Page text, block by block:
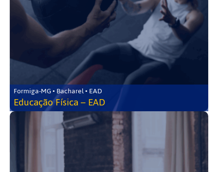
Formiga-MG • Bacharel • EAD
Educação Física – EAD